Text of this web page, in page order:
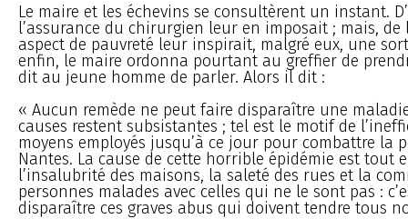
Le maire et les échevins se consultèrent un instant.
l’assurance du chirurgien leur en imposait ; mais, de
aspect de pauvreté leur inspirait, malgré eux, une
enfin, le maire ordonna pourtant au greffier de
dit au jeune homme de parler. Alors il dit :
« Aucun remède ne peut faire disparaître une
causes restent subsistantes ; tel est le motif de
moyens employés jusqu’à ce jour pour combattre la
Nantes. La cause de cette horrible épidémie est tout
l’insalubrité des maisons, la saleté des rues et la
personnes malades avec celles qui ne le sont pas :
disparaître ces graves abus qui doivent tendre tous